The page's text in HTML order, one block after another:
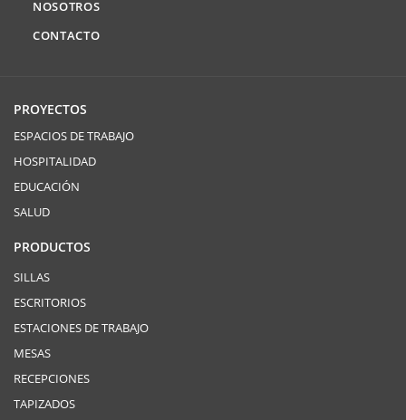
NOSOTROS
CONTACTO
PROYECTOS
ESPACIOS DE TRABAJO
HOSPITALIDAD
EDUCACIÓN
SALUD
PRODUCTOS
SILLAS
ESCRITORIOS
ESTACIONES DE TRABAJO
MESAS
RECEPCIONES
TAPIZADOS